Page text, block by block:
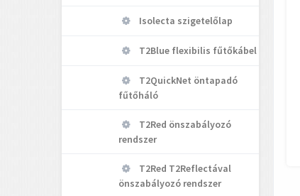
Isolecta szigetelőlap
T2Blue flexibilis fűtőkábel
T2QuickNet öntapadó
fűtőháló
T2Red önszabályozó
rendszer
T2Red T2Reflectával
önszabályozó rendszer